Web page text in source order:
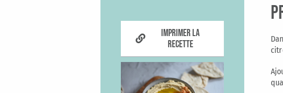
Imprimer la
recette